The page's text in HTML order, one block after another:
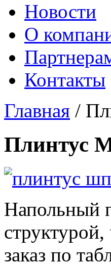
Новости
О
Контакты
Главная /
Плинтус
Напольный
заказ по